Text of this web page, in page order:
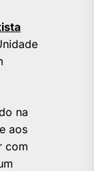
na
aos
com